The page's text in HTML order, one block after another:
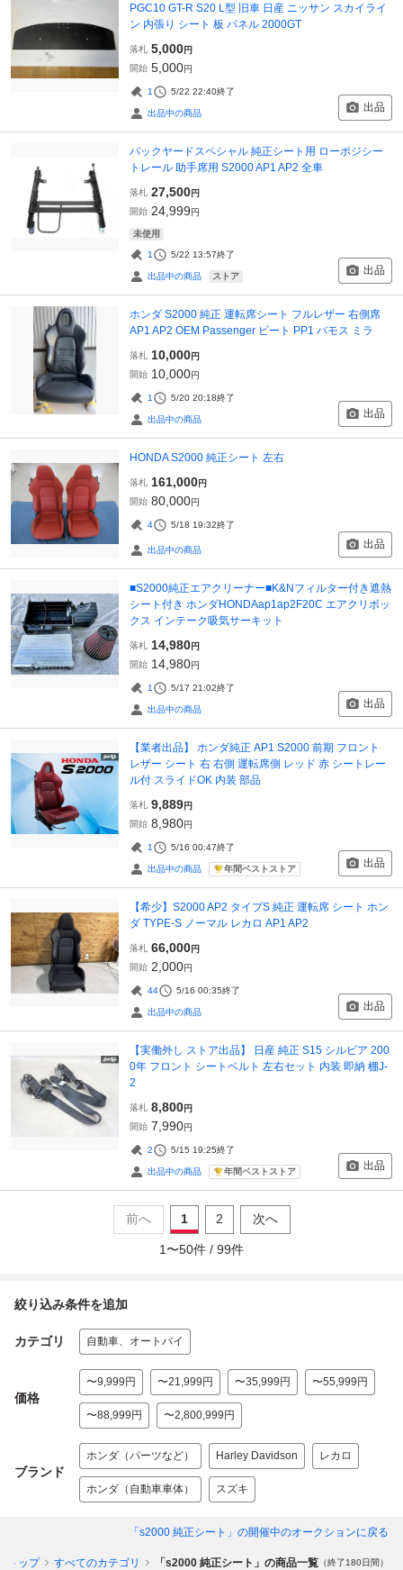
PGC10 GT-R S20 L型 旧車 日産 ニッサン スカイライ
ン 内張り シート 板 パネル 2000GT
落札 5,000円
開始 5,000円
1 5/22 22:40終了
出品中の商品 出品
バックヤードスペシャル 純正シート用 ローポジシー
トレール 助手席用 S2000 AP1 AP2 全車
落札 27,500円
開始 24,999円
未使用
1 5/22 13:57終了
出品中の商品 ストア 出品
ホンダ S2000 純正 運転席シート フルレザー 右側席
AP1 AP2 OEM Passenger ビート PP1 バモス ミラ
落札 10,000円
開始 10,000円
1 5/20 20:18終了
出品中の商品 出品
HONDA S2000 純正シート 左右
落札 161,000円
開始 80,000円
4 5/18 19:32終了
出品中の商品 出品
■S2000純正エアクリーナー■K&Nフィルター付き遮熱
シート付き ホンダHONDAap1ap2F20C エアクリボッ
クス インテーク吸気サーキット
落札 14,980円
開始 14,980円
1 5/17 21:02終了
出品中の商品 出品
【業者出品】 ホンダ純正 AP1 S2000 前期 フロント
レザー シート 右 右側 運転席側 レッド 赤 シートレー
ル付 スライドOK 内装 部品
落札 9,889円
開始 8,980円
1 5/16 00:47終了
出品中の商品 年間ベストストア 出品
【希少】S2000 AP2 タイプS 純正 運転席 シート ホン
ダ TYPE-S ノーマル レカロ AP1 AP2
落札 66,000円
開始 2,000円
44 5/16 00:35終了
出品中の商品 出品
【実働外し ストア出品】 日産 純正 S15 シルビア 200
0年 フロント シートベルト 左右セット 内装 即納 棚J-
2
落札 8,800円
開始 7,990円
2 5/15 19:25終了
出品中の商品 年間ベストストア 出品
前へ 1 2 次へ
1 〜50件 / 99件
絞り込み条件を追加
カテゴリ 自動車、オートバイ
価格
〜9,999円 〜21,999円 〜35,999円 〜55,999円
〜88,999円 〜2,800,999円
ブランド
ホンダ（パーツなど） Harley Davidson レカロ
ホンダ（自動車車体） スズキ
「s2000 純正シート」 の開催中のオークションに戻る
トップ すべてのカテゴリ 「s2000 純正シート」の商品一覧 （終了180日間）